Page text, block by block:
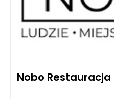
Nobo Restauracja